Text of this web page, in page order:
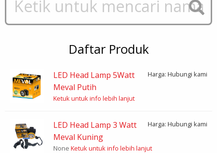
Daftar Produk
LED Head Lamp 5Watt
Meval Putih
Harga: Hubungi kami
Ketuk untuk info lebih lanjut
LED Head Lamp 3 Watt
Meval Kuning
Harga: Hubungi kami
None Ketuk untuk info lebih lanjut